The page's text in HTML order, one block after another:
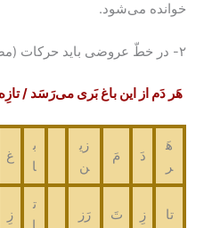
می‌شود.
از این باغ بَری می‌رَسَد / تازِه تَر اَز
ب
ا
بَ
تَ